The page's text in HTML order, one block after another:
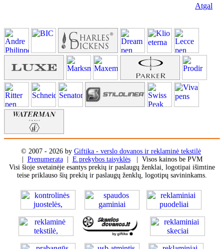
Atgal
© 2007 - 2026 by Giftika - verslo dovanos ir reklaminė tekstilė
Prenumerata| E.prekybos taisyklės| Visos kainos be PVM
Visi šioje svetainėje esantys prekių ir paslaugų ženklai, logotipai išimtine
teise priklauso šių prekių ir paslaugų ženklų, logotipų savininkams.